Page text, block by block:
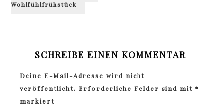
Wohlfühlfrühstück
SCHREIBE EINEN KOMMENTAR
Deine E-Mail-Adresse wird nicht
veröffentlicht. Erforderliche Felder sind mit *
markiert